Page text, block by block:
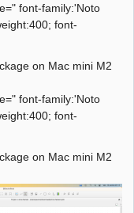
font-family:'Noto
font-
on Mac mini M2
font-family:'Noto
font-
on Mac mini M2